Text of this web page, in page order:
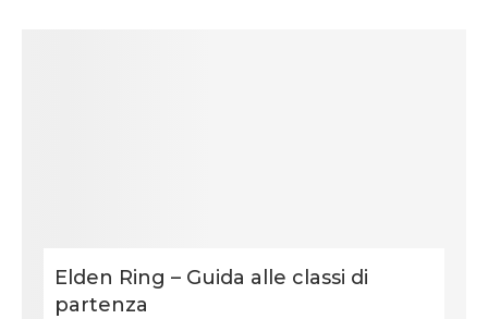
Elden Ring – Guida alle classi di
partenza